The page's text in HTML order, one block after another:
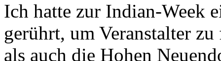
Ich hatte zur Indian-Week
gerührt, um Veranstalter
als auch die Hohen